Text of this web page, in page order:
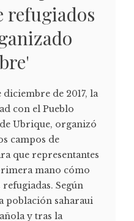
refugiados
diciembre de 2017, la
con el Pueblo
Ubrique, organizó
campos de
que representantes
mano cómo
Según
población saharaui
y tras la